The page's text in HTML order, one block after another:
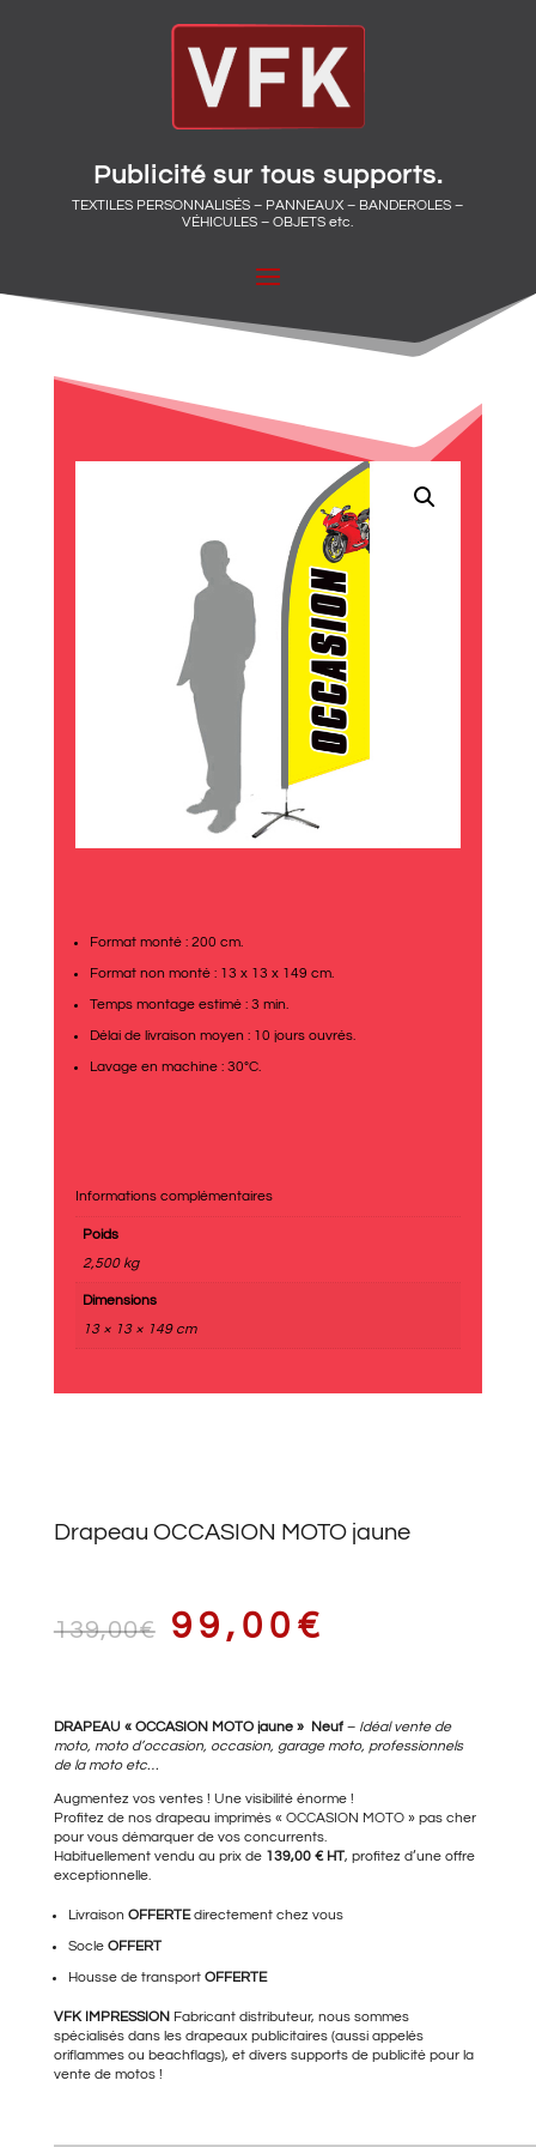
Publicité sur tous supports.
TEXTILES PERSONNALISÉS – PANNEAUX – BANDEROLES –
VÉHICULES – OBJETS etc.
Format monté : 200 cm.
Format non monté : 13 x 13 x 149 cm.
Temps montage estimé : 3 min.
Délai de livraison moyen : 10 jours ouvrés.
Lavage en machine : 30°C.
Informations complémentaires
Poids
2,500 kg
Dimensions
13 × 13 × 149 cm
Drapeau OCCASION MOTO jaune
139,00€ LE
PRIX
INITIAL
139,00€.
99,00 €
PRIX
ACTUEL
99,00€.
DRAPEAU « OCCASION MOTO jaune » Neuf– Idéal vente de
moto, moto d’occasion, occasion, garage moto, professionnels
de la moto etc…
Augmentez vos ventes ! Une visibilité énorme !
Profitez de nos drapeau imprimés « OCCASION MOTO » pas cher
pour vous démarquer de vos concurrents.
Habituellement vendu au prix de 139,00 € HT, profitez d’une offre
exceptionnelle.
Livraison OFFERTEdirectement chez vous
Socle OFFERT
Housse de transport OFFERTE
VFK IMPRESSION Fabricant distributeur, nous sommes
spécialisés dans les drapeaux publicitaires (aussi appelés
oriflammes ou beachflags), et divers supports de publicité pour la
vente de motos !